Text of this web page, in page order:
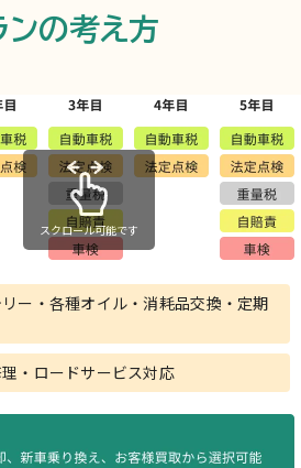
ンの考え方
ー・各種オイル・消耗品交換・定期
・ロードサービス対応
スクロール可能です